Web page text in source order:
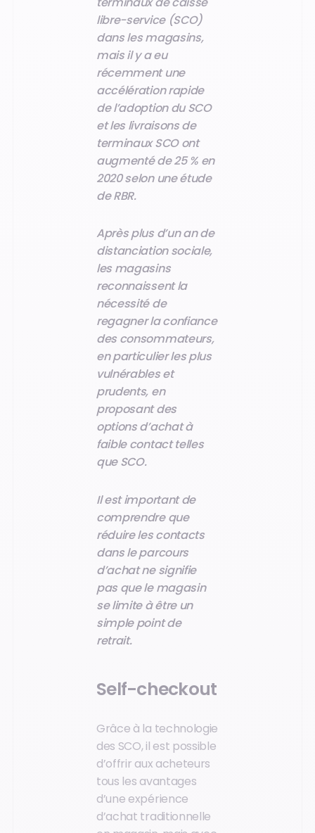
libre-service (SCO)
dans les magasins,
mais il y a eu
récemment une
accélération rapide
de l’adoption du SCO
et les livraisons de
terminaux SCO ont
augmenté de 25 % en
2020 selon une étude
de RBR.
Après plus d’un an de
distanciation sociale,
les magasins
reconnaissent la
nécessité de
regagner la confiance
des consommateurs,
en particulier les plus
vulnérables et
prudents, en
proposant des
options d’achat à
faible contact telles
que SCO.
Il est important de
comprendre que
réduire les contacts
dans le parcours
d’achat ne signifie
pas que le magasin
se limite à être un
simple point de
retrait.
Self-checkout
Grâce à la technologie
des SCO, il est possible
d’offrir aux acheteurs
tous les avantages
d’une expérience
d’achat traditionnelle